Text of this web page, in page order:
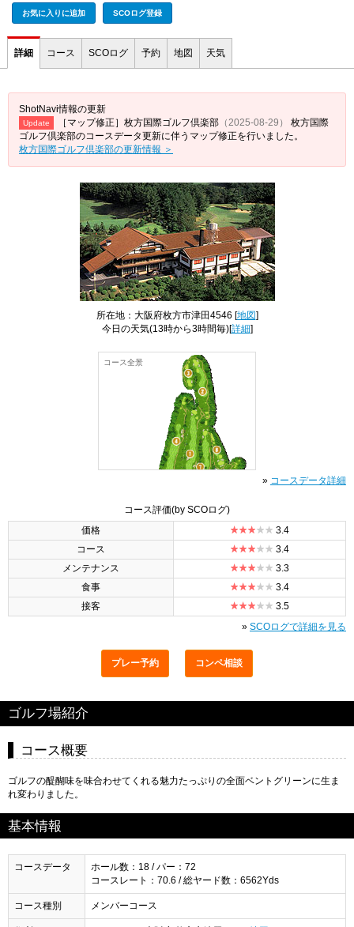
お気に入りに追加 SCOログ登録
詳細 コース SCOログ 予約 地図 天気
ShotNavi情報の更新
Update ［マップ修正］枚方国際ゴルフ倶楽部 （2025-08-29）
枚方国際
ゴルフ倶楽部のコースデータ更新に伴うマップ修正を行いました。
枚方国際ゴルフ倶楽部の更新情報 ＞
所在地：大阪府枚方市津田4546 [地図]
今日の天気(13時から3時間毎)[詳細]
コース全景
» コースデータ詳細
コース評価(by SCOログ)
価格
3.4
コース
3.4
メンテナンス
3.3
食事
3.4
接客
3.5
» SCOログで詳細を見る
プレー予約 コンペ相談
ゴルフ場紹介
コース概要
ゴルフの醍醐味を味合わせてくれる魅力たっぷりの全面ベントグリーンに生ま
れ変わりました。
基本情報
コースデータ
ホール数：18 / パー：72
コースレート：70.6 / 総ヤード数：6562Yds
コース種別 メンバーコース